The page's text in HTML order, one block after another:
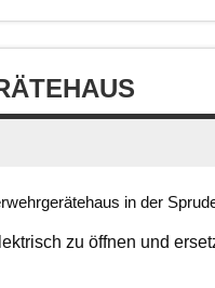
in der
zu öffnen und